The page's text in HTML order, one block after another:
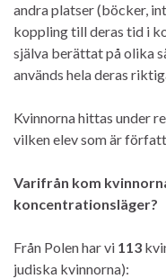
andra platser (böcker,
koppling till deras tid i
själva berättat på olika
används hela deras
Kvinnorna hittas under
vilken elev som är
Varifrån kom
koncentrationsläger?
Från Polen har vi 113
judiska kvinnorna):